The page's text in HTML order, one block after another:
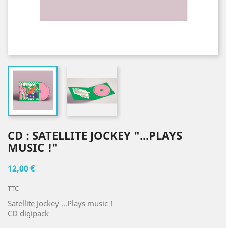
CD : SATELLITE JOCKEY "...PLAYS
MUSIC !"
12,00 €
TTC
Satellite Jockey ...Plays music !
CD digipack